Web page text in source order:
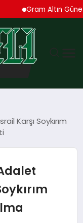
Gram Altın Güne
Karşı Soykırım